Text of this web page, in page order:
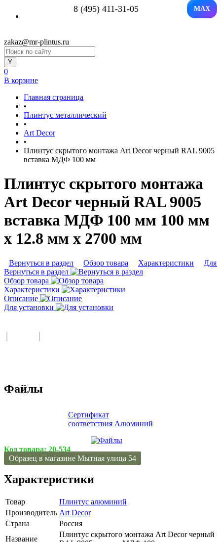
8 (495) 411-31-05 MAX
zakaz@mr-plintus.ru
0
В корзине
Главная страница
•
Плинтус металлический
•
Art Decor
•
Плинтус скрытого монтажа Art Decor черный RAL 9005
вставка МДФ 100 мм
Плинтус скрытого монтажа
Art Decor черный RAL 9005
вставка МДФ 100 мм 100 мм
x 12.8 мм х 2700 мм
Вернуться в раздел Обзор товара Характеристики
Для
Вернуться в раздел
Обзор товара
Характеристики
Описание
Для установки
Файлы
Сертификат
соответствия Алюминий
Код товара: 20-534
Образец в магазине Мытная улица 54
Характеристики
Товар
Плинтус алюминий
Производитель Art Decor
Страна
Россия
Название
Плинтус скрытого монтажа Art Decor черный